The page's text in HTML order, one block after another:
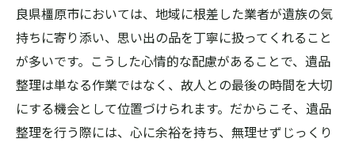
良県橿原市においては、地域に根差した業者が遺族の気
持ちに寄り添い、思い出の品を丁寧に扱ってくれること
が多いです。こうした心情的な配慮があることで、遺品
整理は単なる作業ではなく、故人との最後の時間を大切
にする機会として位置づけられます。だからこそ、遺品
整理を行う際には、心に余裕を持ち、無理せずじっくり